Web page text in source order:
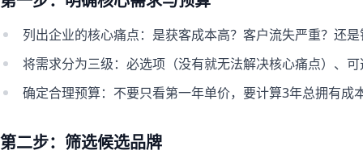
列出企业的核心痛点：是获客成本高？客户流失严重？还
将需求分为三级：必选项（没有就无法解决核心痛点）、
确定合理预算：不要只看第一年单价，要计算3年总拥有
第二步：筛选候选品牌